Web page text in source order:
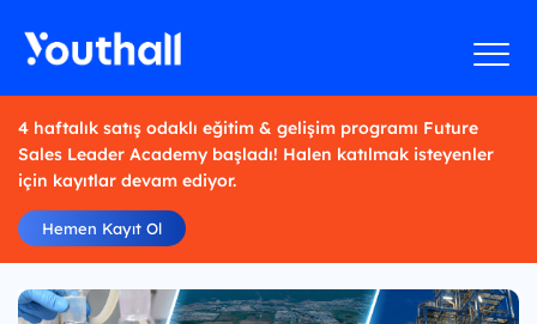
4 haftalık satış odaklı eğitim & gelişim programı Future
Sales Leader Academy başladı! Halen katılmak isteyenler
için kayıtlar devam ediyor.
Hemen Kayıt Ol